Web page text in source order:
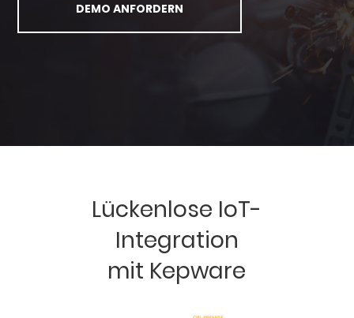
DEMO ANFORDERN
Lückenlose IoT-
Integration
mit Kepware